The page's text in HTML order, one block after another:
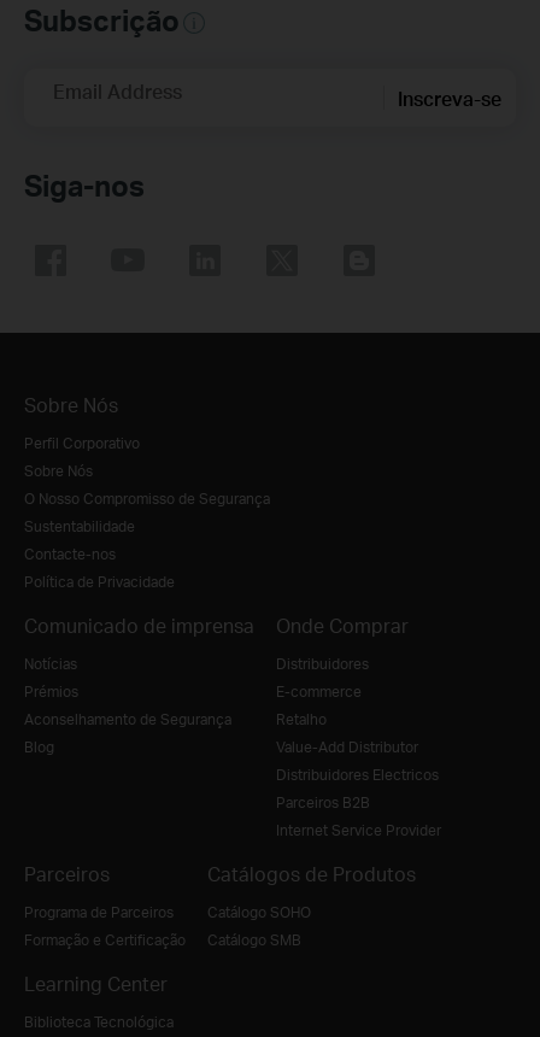
Subscrição
Email Address Inscreva-se
Siga-nos
Sobre Nós
Perfil Corporativo
Sobre Nós
O Nosso Compromisso de Segurança
Sustentabilidade
Contacte-nos
Política de Privacidade
Comunicado de imprensa
Notícias
Prémios
Aconselhamento de Segurança
Blog
Onde Comprar
Distribuidores
E-commerce
Retalho
Value-Add Distributor
Distribuidores Electricos
Parceiros B2B
Internet Service Provider
Parceiros
Programa de Parceiros
Formação e Certificação
Catálogos de Produtos
Catálogo SOHO
Catálogo SMB
Learning Center
Biblioteca Tecnológica